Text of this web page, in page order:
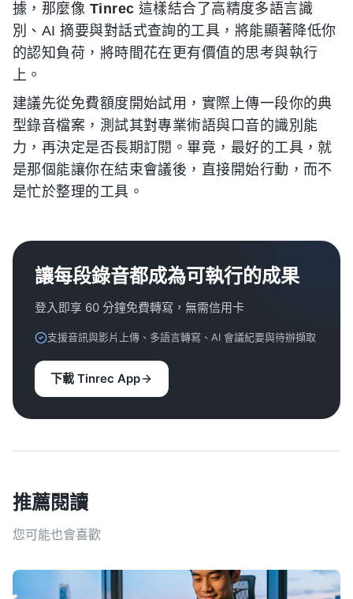
據，那麼像 Tinrec 這樣結合了高精度多語言識
別、AI 摘要與對話式查詢的工具，將能顯著降低你
的認知負荷，將時間花在更有價值的思考與執行
上。
建議先從免費額度開始試用，實際上傳一段你的典
型錄音檔案，測試其對專業術語與口音的識別能
力，再決定是否長期訂閱。畢竟，最好的工具，就
是那個能讓你在結束會議後，直接開始行動，而不
是忙於整理的工具。
讓每段錄音都成為可執行的成果
登入即享 60 分鐘免費轉寫，無需信用卡
支援音訊與影片上傳、多語言轉寫、AI 會議紀要與待辦擷取
下載 Tinrec App
推薦閱讀
您可能也會喜歡